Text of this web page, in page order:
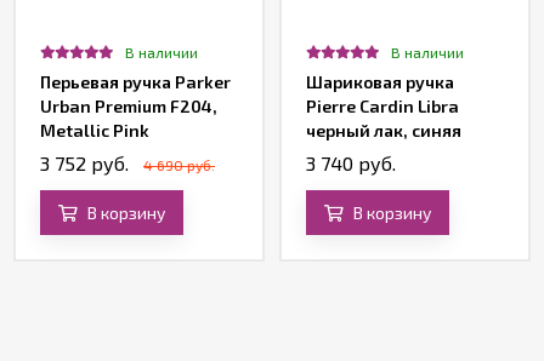
В наличии
Перьевая ручка Parker
Urban Premium F204,
Metallic Pink
3 752 руб. 4 690 руб.
В корзину
В наличии
Шариковая ручка
Pierre Cardin Libra
черный лак, синяя
вставка из акрила
3 740 руб.
В корзину